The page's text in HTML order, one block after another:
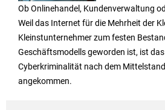
Ob Onlinehandel, Kundenverwaltung
Weil das Internet für die Mehrheit der
Kleinstunternehmer zum festen
Geschäftsmodells geworden ist, ist
Cyberkriminalität nach dem
angekommen.